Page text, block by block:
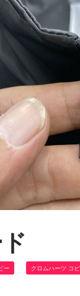
ー クロムハーツ コ